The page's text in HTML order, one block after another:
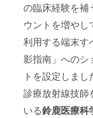
の臨床経験を補
ウントを増やし
利用する端末す
影指南」へのシ
トを設定しまし
診療放射線技師
いる鈴鹿医療科